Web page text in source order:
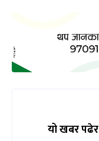
यो खबर